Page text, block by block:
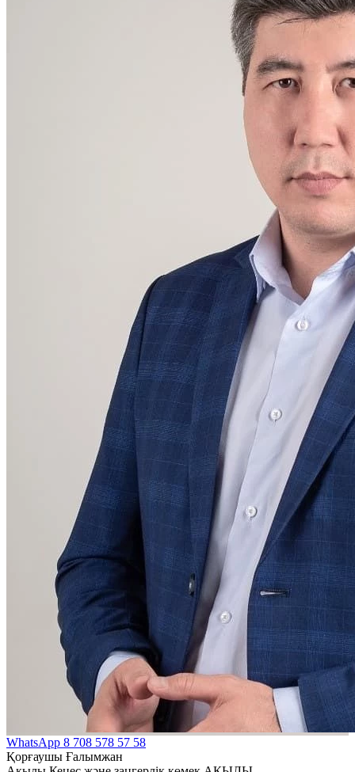
WhatsApp 8 708 578 57 58
Қорғаушы Ғалымжан